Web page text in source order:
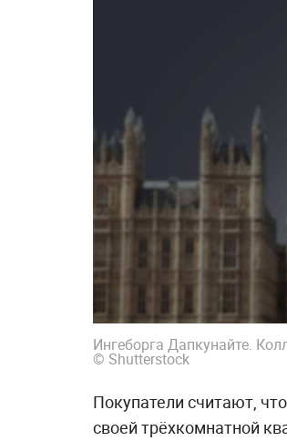
Ингеборга Дапкунайте.
© Shutterstock
Покупатели считают,
своей трёхкомнатной